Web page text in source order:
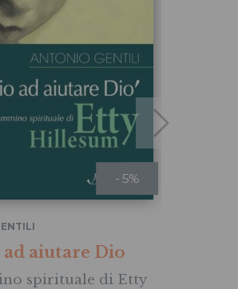
- 5%
ad aiutare Dio
spirituale di Etty